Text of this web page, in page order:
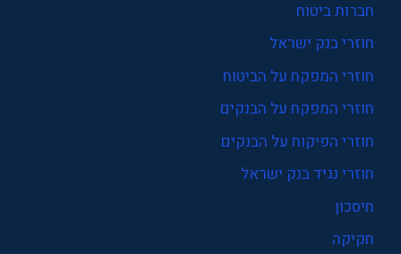
חברות ביטוח
חוזרי בנק ישראל
חוזרי המפקח על הביטוח
חוזרי המפקח על הבנקים
חוזרי הפיקוח על הבנקים
חוזרי נגיד בנק ישראל
חיסכון
חקיקה